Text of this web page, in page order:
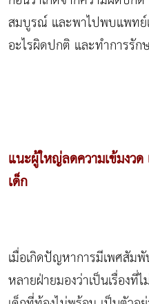
สมบูรณ์ และพาไปพบแพทย์
อะไรผิดปกติ และทำการรัก
แนะผู้ใหญ่ลดความเข้มงวด
เด็ก
เมื่อเกิดปัญหาการมีเพศสัม
หลายฝ่ายมองว่าเป็นเรื่องที่